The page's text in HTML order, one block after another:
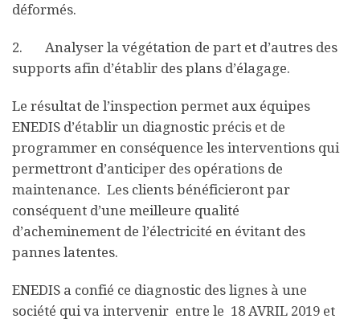
déformés.
2. Analyser la végétation de part et d’autres des
supports afin d’établir des plans d’élagage.
Le résultat de l’inspection permet aux équipes
ENEDIS d’établir un diagnostic précis et de
programmer en conséquence les interventions qui
permettront d’anticiper des opérations de
maintenance. Les clients bénéficieront par
conséquent d’une meilleure qualité
d’acheminement de l’électricité en évitant des
pannes latentes.
ENEDIS a confié ce diagnostic des lignes à une
société qui va intervenir entre le 18 AVRIL 2019 et